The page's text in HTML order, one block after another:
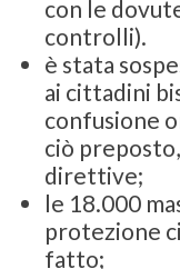
con le
controlli).
è stata
ai cittadini
confusione
ciò
direttive;
le 18.000
protezione
fatto;